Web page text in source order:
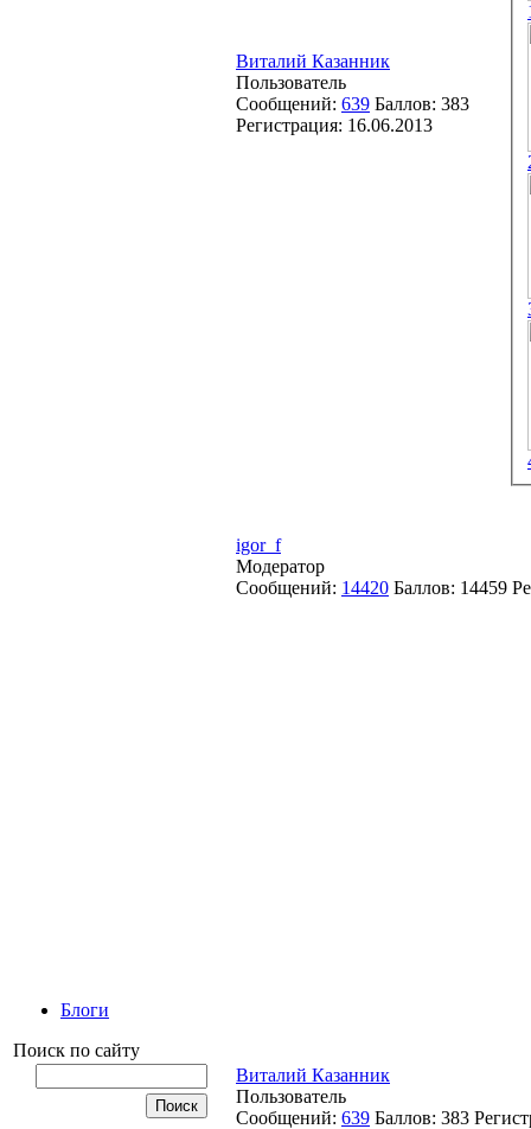
Блоги
Поиск по сайту
Виталий Казанник
Пользователь
Сообщений: 639 Баллов: 383
Регистрация: 16.06.2013
igor_f
Модератор
Сообщений: 14420 Баллов: 14459
Виталий Казанник
Пользователь
Сообщений: 639 Баллов: 383